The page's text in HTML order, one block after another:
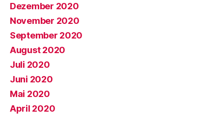
Dezember 2020
November 2020
September 2020
August 2020
Juli 2020
Juni 2020
Mai 2020
April 2020